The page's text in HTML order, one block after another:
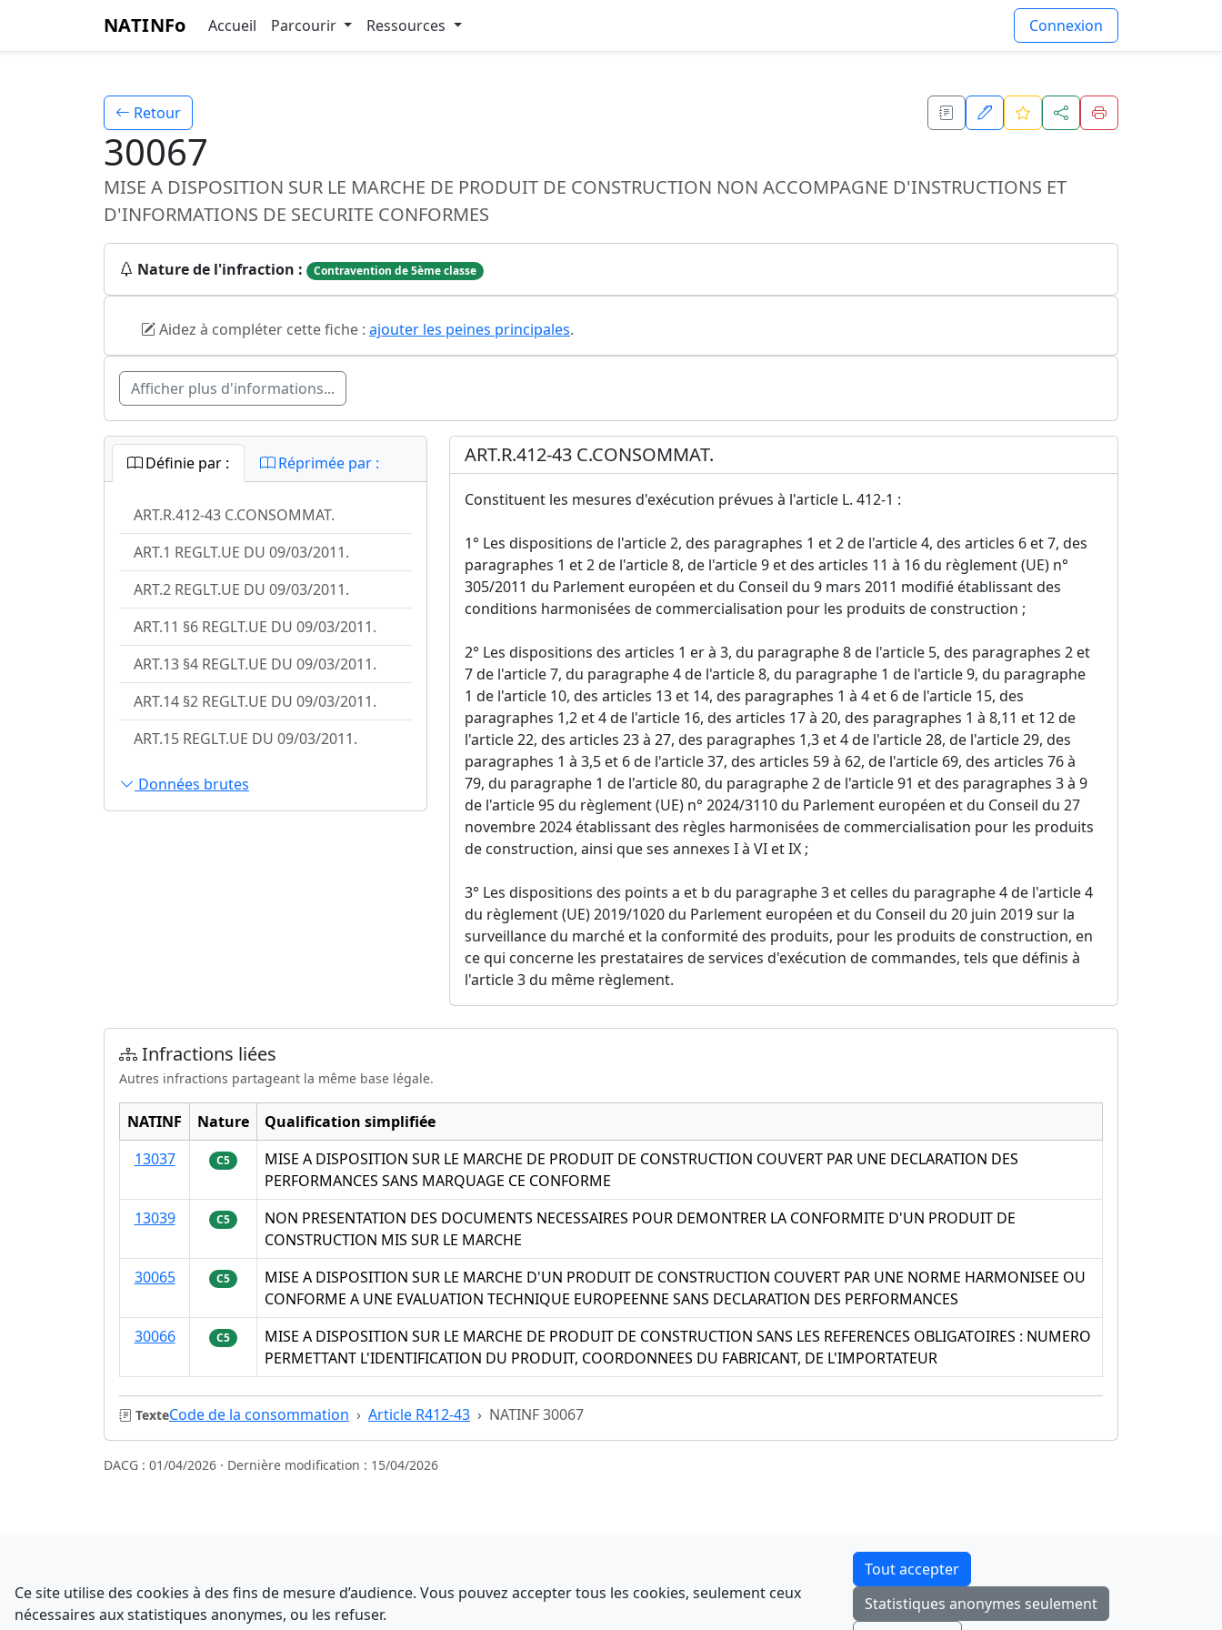
NATINFo Accueil Parcourir Ressources Connexion
Retour
30067
MISE A DISPOSITION SUR LE MARCHE DE PRODUIT DE CONSTRUCTION NON ACCOMPAGNE D'INSTRUCTIONS ET
D'INFORMATIONS DE SECURITE CONFORMES
Nature de l'infraction : Contravention de 5ème classe
Aidez à compléter cette fiche : ajouter les peines principales.
Afficher plus d'informations...
Définie par : Réprimée par :
ART.R.412-43 C.CONSOMMAT.
ART.1 REGLT.UE DU 09/03/2011.
ART.2 REGLT.UE DU 09/03/2011.
ART.11 §6 REGLT.UE DU 09/03/2011.
ART.13 §4 REGLT.UE DU 09/03/2011.
ART.14 §2 REGLT.UE DU 09/03/2011.
ART.15 REGLT.UE DU 09/03/2011.
Données brutes
ART.R.412-43 C.CONSOMMAT.
Constituent les mesures d'exécution prévues à l'article L. 412-1 :
1° Les dispositions de l'article 2, des paragraphes 1 et 2 de l'article 4, des articles 6 et 7, des
paragraphes 1 et 2 de l'article 8, de l'article 9 et des articles 11 à 16 du règlement (UE) n°
305/2011 du Parlement européen et du Conseil du 9 mars 2011 modifié établissant des
conditions harmonisées de commercialisation pour les produits de construction ;
2° Les dispositions des articles 1 er à 3, du paragraphe 8 de l'article 5, des paragraphes 2 et
7 de l'article 7, du paragraphe 4 de l'article 8, du paragraphe 1 de l'article 9, du paragraphe
1 de l'article 10, des articles 13 et 14, des paragraphes 1 à 4 et 6 de l'article 15, des
paragraphes 1,2 et 4 de l'article 16, des articles 17 à 20, des paragraphes 1 à 8,11 et 12 de
l'article 22, des articles 23 à 27, des paragraphes 1,3 et 4 de l'article 28, de l'article 29, des
paragraphes 1 à 3,5 et 6 de l'article 37, des articles 59 à 62, de l'article 69, des articles 76 à
79, du paragraphe 1 de l'article 80, du paragraphe 2 de l'article 91 et des paragraphes 3 à 9
de l'article 95 du règlement (UE) n° 2024/3110 du Parlement européen et du Conseil du 27
novembre 2024 établissant des règles harmonisées de commercialisation pour les produits
de construction, ainsi que ses annexes I à VI et IX ;
3° Les dispositions des points a et b du paragraphe 3 et celles du paragraphe 4 de l'article 4
du règlement (UE) 2019/1020 du Parlement européen et du Conseil du 20 juin 2019 sur la
surveillance du marché et la conformité des produits, pour les produits de construction, en
ce qui concerne les prestataires de services d'exécution de commandes, tels que définis à
l'article 3 du même règlement.
Infractions liées
Autres infractions partageant la même base légale.
NATINF Nature
Qualification simplifiée
13037
C5
MISE A DISPOSITION SUR LE MARCHE DE PRODUIT DE CONSTRUCTION COUVERT PAR UNE DECLARATION DES
PERFORMANCES SANS MARQUAGE CE CONFORME
13039
C5
NON PRESENTATION DES DOCUMENTS NECESSAIRES POUR DEMONTRER LA CONFORMITE D'UN PRODUIT DE
CONSTRUCTION MIS SUR LE MARCHE
30065
C5
MISE A DISPOSITION SUR LE MARCHE D'UN PRODUIT DE CONSTRUCTION COUVERT PAR UNE NORME HARMONISEE OU
CONFORME A UNE EVALUATION TECHNIQUE EUROPEENNE SANS DECLARATION DES PERFORMANCES
30066
C5
MISE A DISPOSITION SUR LE MARCHE DE PRODUIT DE CONSTRUCTION SANS LES REFERENCES OBLIGATOIRES : NUMERO
PERMETTANT L'IDENTIFICATION DU PRODUIT, COORDONNEES DU FABRICANT, DE L'IMPORTATEUR
TexteCode de la consommation Article R412-43 NATINF 30067
DACG : 01/04/2026 · Dernière modification : 15/04/2026
NATINFo
data.gouv.fr
F-Droid·App Store·Google Play·Linux
Tchap
Comment avez-vous découvert NATINFo ?
Ce site utilise des cookies à des fins de mesure d’audience. Vous pouvez accepter tous les cookies, seulement ceux
nécessaires aux statistiques anonymes, ou les refuser.
Tout accepter
Statistiques anonymes seulement